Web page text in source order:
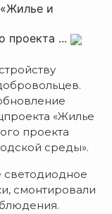
и
проекта ...
«Жилье
проекта
среды».
светодиодное
смонтировали